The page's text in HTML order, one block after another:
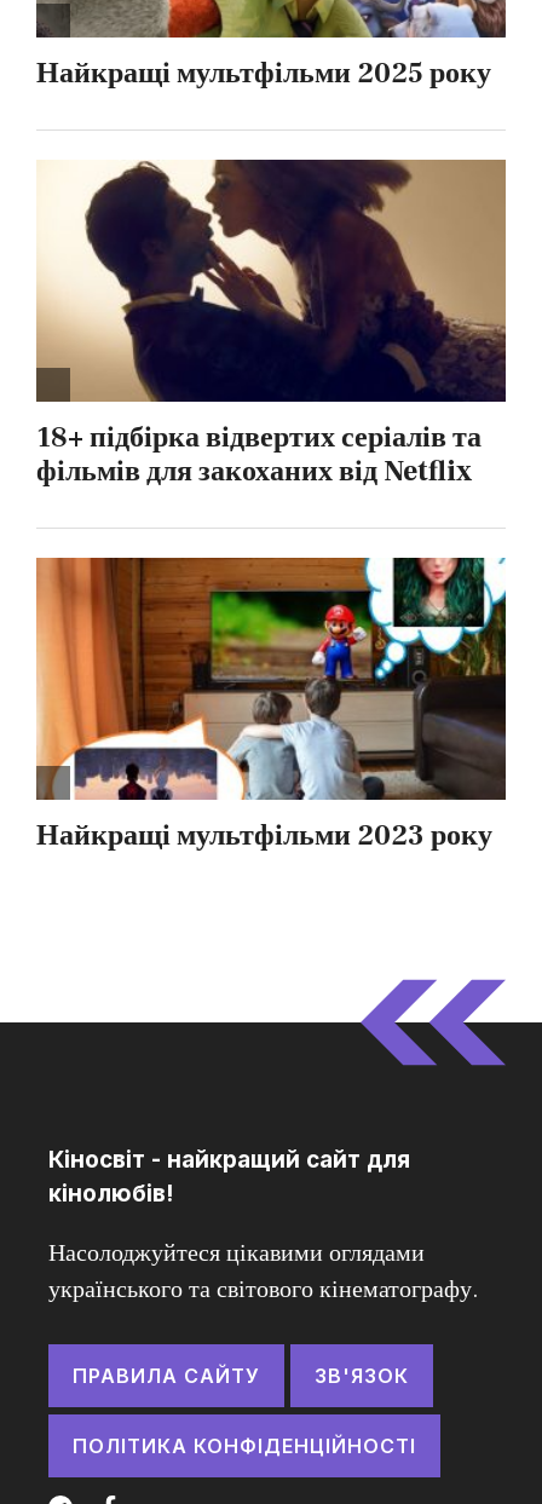
Кіносвіт - найкращий сайт для
кінолюбів!
Насолоджуйтеся цікавими оглядами
українського та світового кінематографу.
ПРАВИЛА САЙТУ ЗВ'ЯЗОК
ПОЛІТИКА КОНФІДЕНЦІЙНОСТІ